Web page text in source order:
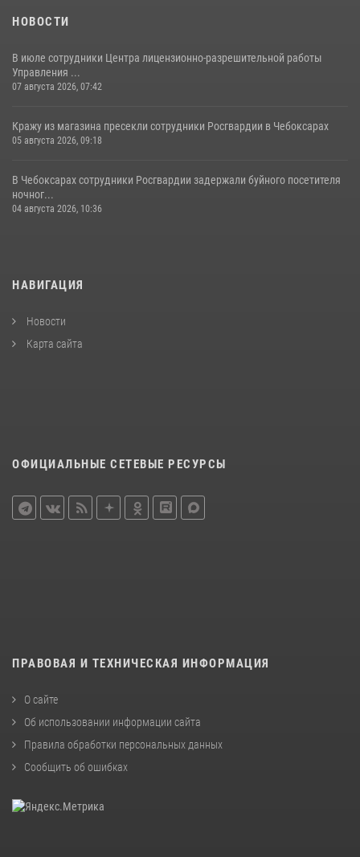
НОВОСТИ
В июле сотрудники Центра лицензионно-разрешительной работы
Управления ...
07 августа 2026, 07:42
Кражу из магазина пресекли сотрудники Росгвардии в Чебоксарах
05 августа 2026, 09:18
В Чебоксарах сотрудники Росгвардии задержали буйного посетителя
ночног...
04 августа 2026, 10:36
НАВИГАЦИЯ
Новости
Карта сайта
ОФИЦИАЛЬНЫЕ СЕТЕВЫЕ РЕСУРСЫ
ПРАВОВАЯ И ТЕХНИЧЕСКАЯ ИНФОРМАЦИЯ
О сайте
Об использовании информации сайта
Правила обработки персональных данных
Сообщить об ошибках